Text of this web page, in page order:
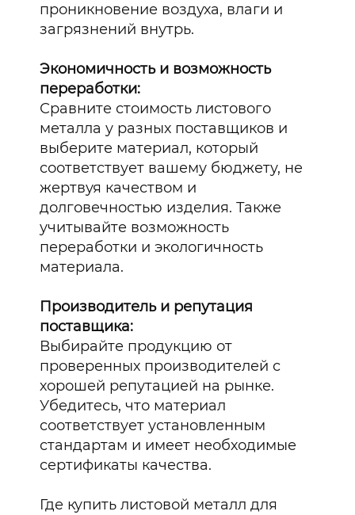
проникновение воздуха, влаги и
загрязнений внутрь.
Экономичность и возможность
переработки:
Сравните стоимость листового
металла у разных поставщиков и
выберите материал, который
соответствует вашему бюджету, не
жертвуя качеством и
долговечностью изделия. Также
учитывайте возможность
переработки и экологичность
материала.
Производитель и репутация
поставщика:
Выбирайте продукцию от
проверенных производителей с
хорошей репутацией на рынке.
Убедитесь, что материал
соответствует установленным
стандартам и имеет необходимые
сертификаты качества.
Где купить листовой металл для